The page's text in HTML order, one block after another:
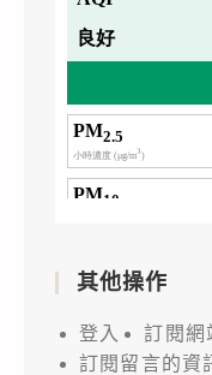
其他操作
登入
訂閱網
訂閱留言的資